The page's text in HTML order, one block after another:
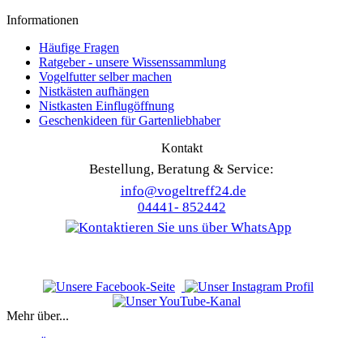
Informationen
Häufige Fragen
Ratgeber - unsere Wissenssammlung
Vogelfutter selber machen
Nistkästen aufhängen
Nistkasten Einflugöffnung
Geschenkideen für Gartenliebhaber
Kontakt
Bestellung, Beratung & Service:
info@vogeltreff24.de
04441- 852442
Mehr über...